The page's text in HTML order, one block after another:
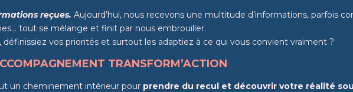
reçues. Aujourd’hui, nous recevons une multitude d’informations, parfois
tout se mélange et finit par nous embrouiller.
définissiez vos priorités et surtout les adaptiez à ce qui vous convient vraiment ?
TRANSFORM’ACTION
un cheminement intérieur pour prendre du recul et découvrir votre réalité